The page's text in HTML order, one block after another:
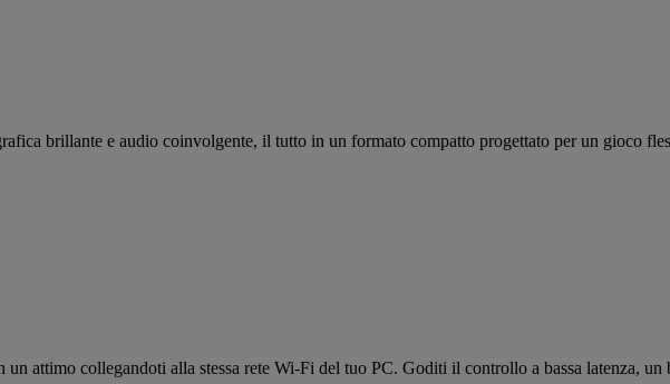
brillante e audio coinvolgente, il tutto in un formato compatto progettato per un gioco
attimo collegandoti alla stessa rete Wi-Fi del tuo PC. Goditi il controllo a bassa latenza,